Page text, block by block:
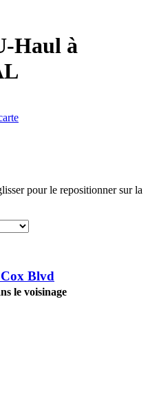
Haul à
pour le repositionner sur la
Blvd
le voisinage